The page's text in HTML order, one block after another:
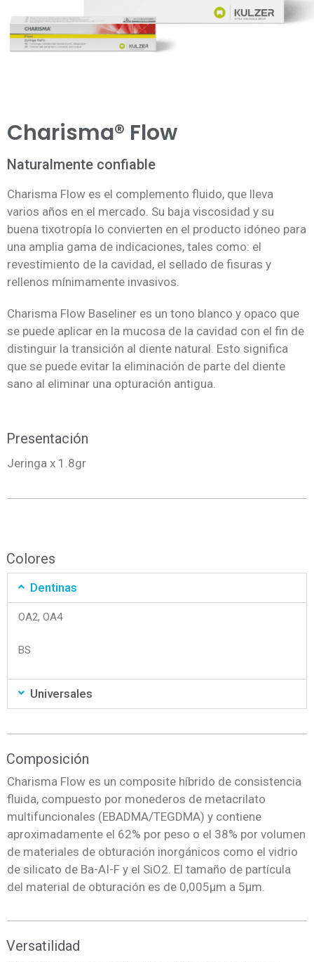
Charisma® Flow
Naturalmente confiable
Charisma Flow es el complemento fluido, que lleva
varios años en el mercado. Su baja viscosidad y su
buena tixotropía lo convierten en el producto idóneo para
una amplia gama de indicaciones, tales como: el
revestimiento de la cavidad, el sellado de fisuras y
rellenos mínimamente invasivos.
Charisma Flow Baseliner es un tono blanco y opaco que
se puede aplicar en la mucosa de la cavidad con el fin de
distinguir la transición al diente natural. Esto significa
que se puede evitar la eliminación de parte del diente
sano al eliminar una opturación antigua.
Presentación
Jeringa x 1.8gr
Colores
Dentinas
OA2, OA4
BS
Universales
Composición
Charisma Flow es un composite híbrido de consistencia
fluida, compuesto por monederos de metacrilato
multifuncionales (EBADMA/TEGDMA) y contiene
aproximadamente el 62% por peso o el 38% por volumen
de materiales de obturación inorgánicos como el vidrio
de silicato de Ba-AI-F y el SiO2. El tamaño de partícula
del material de obturación es de 0,005µm a 5µm.
Versatilidad